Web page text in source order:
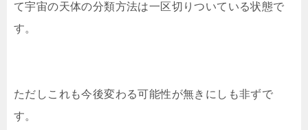
て宇宙の天体の分類方法は一区切りついている状態で
す。
ただしこれも今後変わる可能性が無きにしも非ずで
す。